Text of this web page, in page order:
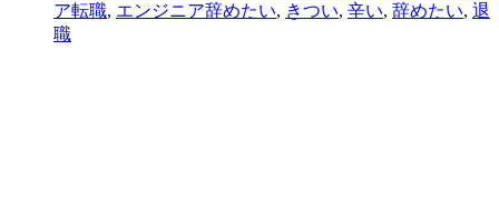
ア転職, エンジニア辞めたい, きつい, 辛い, 辞めたい, 退
職